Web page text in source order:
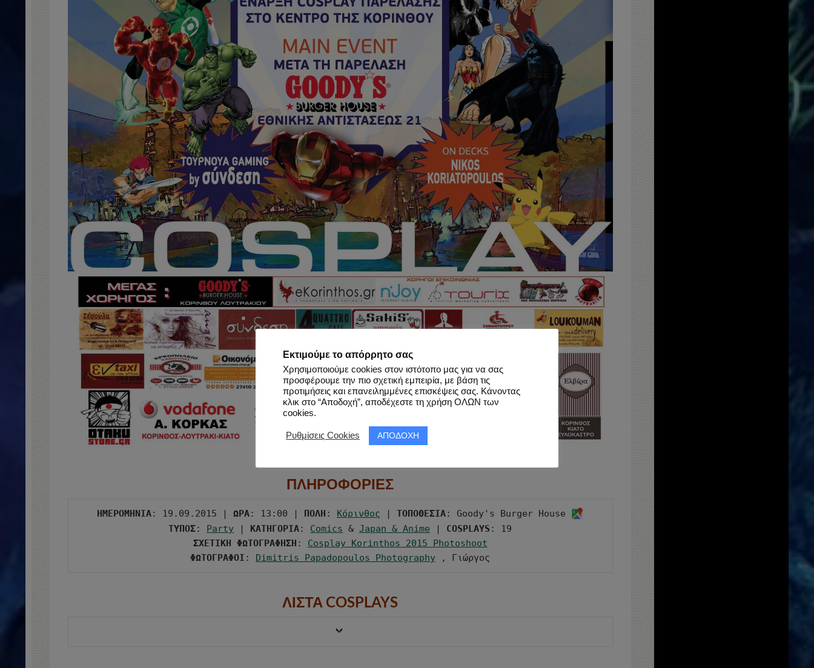
ΠΛΗΡΟΦΟΡΙΕΣ
ΗΜΕΡΟΜΗΝΙΑ: 19.09.2015 | ΩΡΑ: 13:00 | ΠΟΛΗ : Κόρινθος | ΤΟΠΟΘΕΣΙΑ: Goody's Burger House
ΤΥΠΟΣ: Party | ΚΑΤΗΓΟΡΙΑ: Comics & Japan & Anime | COSPLAYS
ΣΧΕΤΙΚΗ ΦΩΤΟΓΡΑΦΗΣΗ : Cosplay Korinthos 2015 Photoshoot
ΦΩΤΟΓΡΑΦΟΙ : Dimitris Papadopoulos Photography , Γιώργος
ΛΙΣΤΑ COSPLAYS
Εκτιμούμε το απόρρητο σας
Χρησιμοποιούμε cookies στον ιστότοπο μας για να σας
προσφέρουμε την πιο σχετική εμπειρία, με βάση τις
προτιμήσεις και επανειλημμένες επισκέψεις σας. Κάνοντας
κλικ στο “Αποδοχή”, αποδέχεστε τη χρήση ΟΛΩΝ των
cookies.
Ρυθμίσεις Cookies ΑΠΟΔΟΧΗ